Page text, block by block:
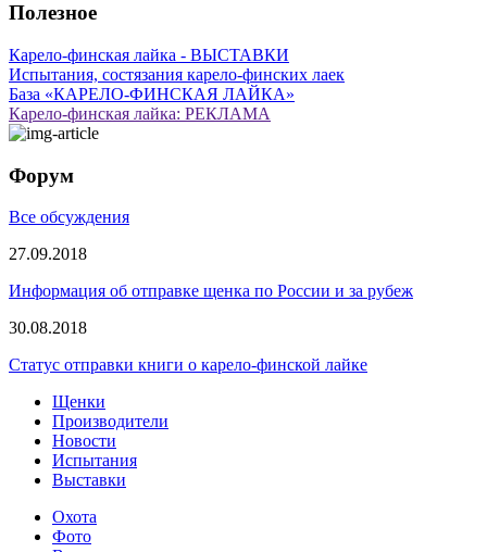
Полезное
Карело-финская лайка - ВЫСТАВКИ
Испытания, состязания карело-финских лаек
База «КАРЕЛО-ФИНСКАЯ ЛАЙКА»
Карело-финская лайка: РЕКЛАМА
Форум
Все обсуждения
27.09.2018
Информация об отправке щенка по России и за рубеж
30.08.2018
Статус отправки книги о карело-финской лайке
Щенки
Производители
Новости
Испытания
Выставки
Охота
Фото